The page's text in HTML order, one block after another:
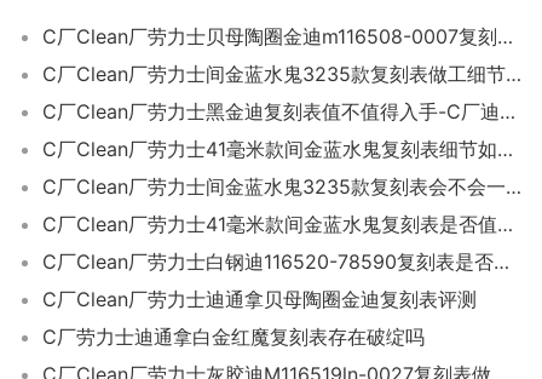
C厂Clean厂劳力士贝母陶圈金迪m116508-0007复刻表能过专柜吗-C厂迪
C厂Clean厂劳力士间金蓝水鬼3235款复刻表做工细节如何
C厂Clean厂劳力士黑金迪复刻表值不值得入手-C厂迪通拿如何
C厂Clean厂劳力士41毫米款间金蓝水鬼复刻表细节如何-C厂水鬼评测
C厂Clean厂劳力士间金蓝水鬼3235款复刻表会不会一眼假
C厂Clean厂劳力士41毫米款间金蓝水鬼复刻表是否值得入手-C厂手表如何
C厂Clean厂劳力士白钢迪116520-78590复刻表是否值得入手-C厂手表如何
C厂Clean厂劳力士迪通拿贝母陶圈金迪复刻表评测
C厂劳力士迪通拿白金红魔复刻表存在破绽吗